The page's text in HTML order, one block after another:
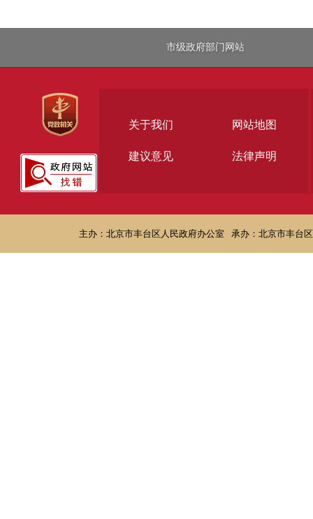
市级政府部门网站
关于我们 网站地图
建议意见 法律声明
主办：北京市丰台区人民政府办公室 承办：北京市丰台